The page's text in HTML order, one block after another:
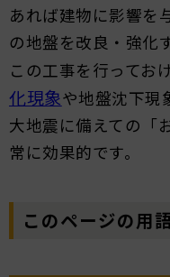
あれば建物に影響を
の地盤を改良・強化
この工事を行ってお
化現象や地盤沈下現
大地震に備えての「
常に効果的です。
このページの用